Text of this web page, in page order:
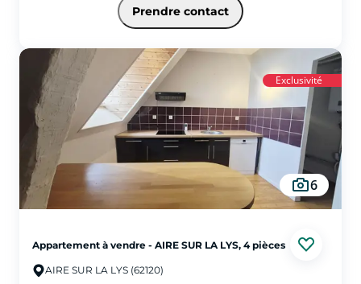
Double vitrages, Chauffage électrique.
Loyers annuels : 12 620 
Prendre contact
Exclusivité
6
Appartement à vendre - AIRE SUR LA LYS, 4 pièces
AIRE SUR LA LYS (62120)